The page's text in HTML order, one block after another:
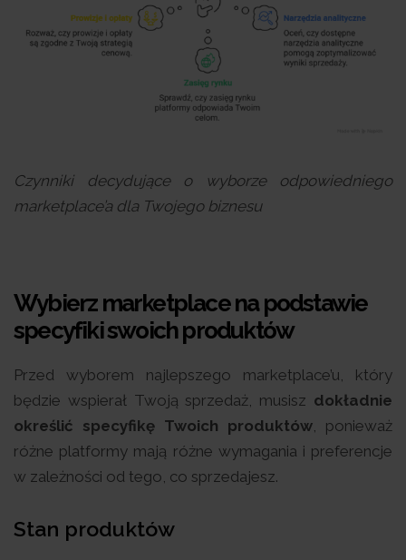
Czynniki decydujące o wyborze odpowiedniego
marketplace’a dla Twojego biznesu
Wybierz marketplace na podstawie
specyfiki swoich produktów
Przed wyborem najlepszego marketplace’u, który
będzie wspierał Twoją sprzedaż, musisz dokładnie
określić specyfikę Twoich produktów, ponieważ
różne platformy mają różne wymagania i preferencje
w zależności od tego, co sprzedajesz.
Stan produktów